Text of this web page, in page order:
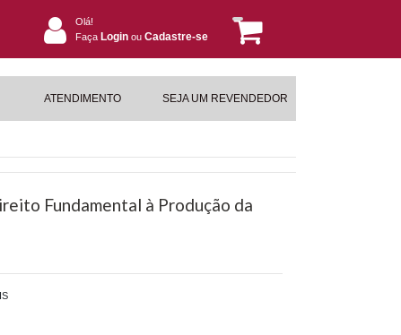
Olá!
Faça Login ou Cadastre-se
ATENDIMENTO SEJA UM REVENDEDOR
Fundamental à Produção da